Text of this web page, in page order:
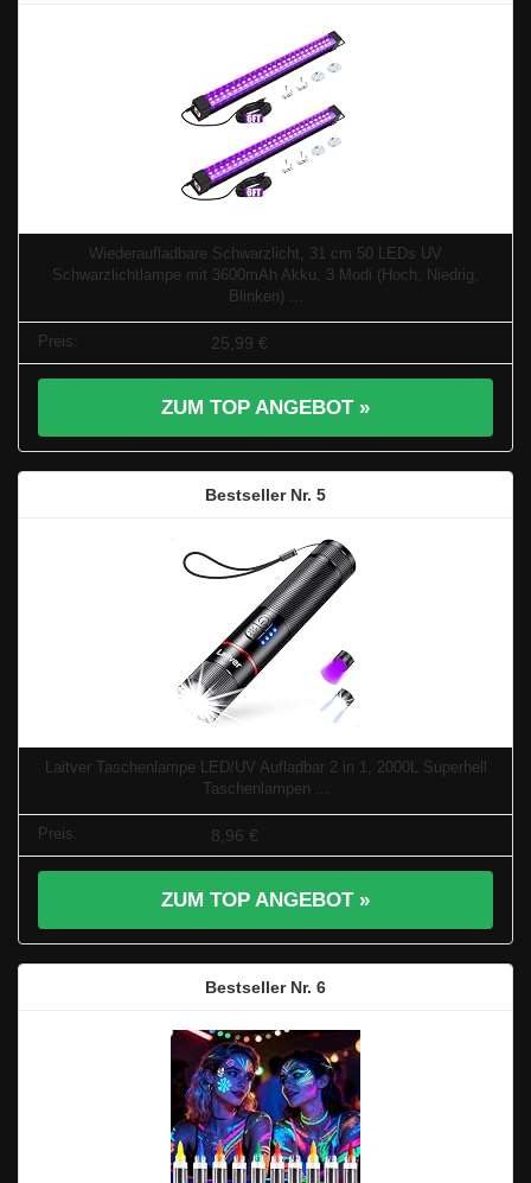
Wiederaufladbare Schwarzlicht, 31 cm 50 LEDs UV
Schwarzlichtlampe mit 3600mAh Akku, 3 Modi (Hoch, Niedrig,
Blinken) ...
25,99 €
ZUM TOP ANGEBOT »
5
Laitver Taschenlampe LED/UV Aufladbar 2 in 1, 2000L Superhell
Taschenlampen ...
8,96 €
ZUM TOP ANGEBOT »
6